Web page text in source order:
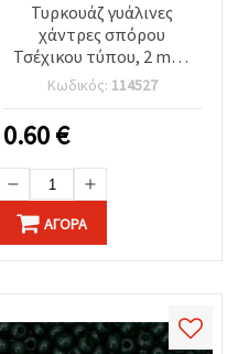
Τυρκουάζ γυάλινες
χάντρες σπόρου
Τσέχικου τύπου, 2 mm,
λείες στρογγυλές,
συμπαγές χρώμα
ακουαμαρίνα - 15 γρ
(~2050 τεμ.)
Κωδικός: 114527
0.60€
ΑΓΟΡΆ